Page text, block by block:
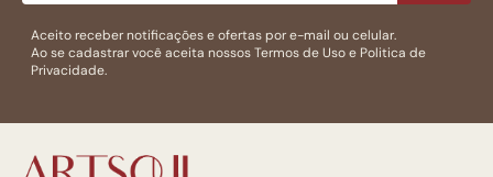
Aceito receber notificações e ofertas por e-mail ou celular.
Ao se cadastrar você aceita nossosTermos de Usoe Politica de
Privacidade.